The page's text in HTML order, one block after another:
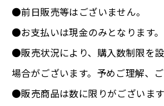
●前日販売等はございません。
●お支払いは現金のみとなります。
●販売状況により、購入数制限を
場合がございます。予めご理解、ご
●販売商品は数に限りがございま